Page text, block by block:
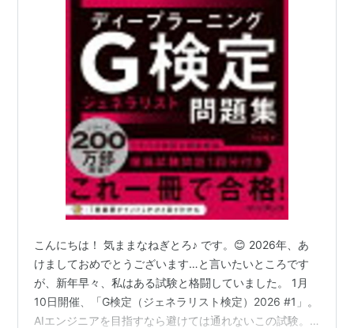
こんにちは！ 気ままなねぎとろ♪ です。😊 2026年、あ
けましておめでとうございます…と言いたいところです
が、新年早々、私はある試験と格闘していました。 1月
10日開催、「G検定（ジェネラリスト検定）2026 #1」。
AIエンジニアを目指すなら避けては通れないこの試験。